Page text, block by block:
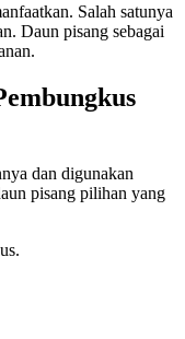
Salah satunya
Daun pisang sebagai
dan digunakan
pisang pilihan yang